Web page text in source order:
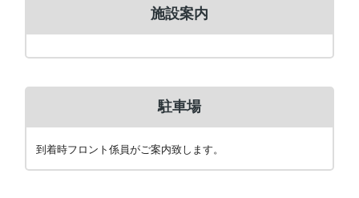
施設案内
駐車場
到着時フロント係員がご案内致します。